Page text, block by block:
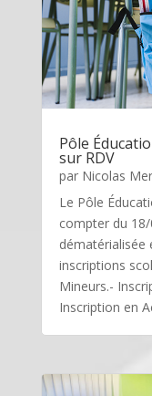
Pôle
sur RDV
par Nicolas
Le Pôle
compter du
dématérialisée
inscriptions
Mineurs.-
Inscription en